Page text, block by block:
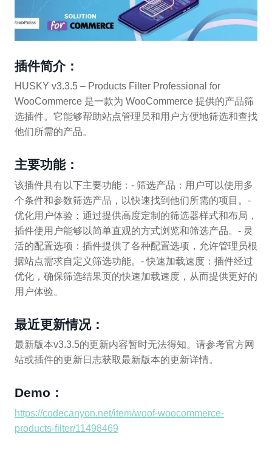
插件简介：
HUSKY v3.3.5 – Products Filter Professional for
WooCommerce 是一款为 WooCommerce 提供的产品筛
选插件。它能够帮助站点管理员和用户方便地筛选和查找
他们所需的产品。
主要功能：
该插件具有以下主要功能：- 筛选产品：用户可以使用多
个条件和参数筛选产品，以快速找到他们所需的项目。-
优化用户体验：通过提供高度定制的筛选器样式和布局，
插件使用户能够以简单直观的方式浏览和筛选产品。- 灵
活的配置选项：插件提供了各种配置选项，允许管理员根
据站点需求自定义筛选功能。- 快速加载速度：插件经过
优化，确保筛选结果页的快速加载速度，从而提供更好的
用户体验。
最近更新情况：
最新版本v3.3.5的更新内容暂时无法得知。请参考官方网
站或插件的更新日志获取最新版本的更新详情。
Demo：
https://codecanyon.net/item/woof-woocommerce-
products-filter/11498469